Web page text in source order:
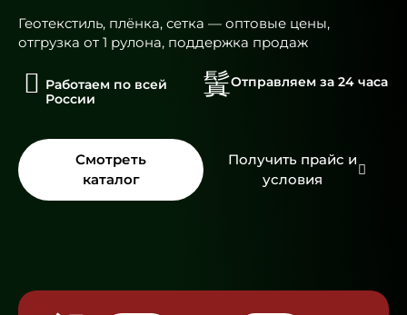
Геотекстиль, плёнка, сетка — оптовые цены,
отгрузка от 1 рулона, поддержка продаж
Работаем по всей
России
Отправляем за 24 часа
Смотреть
каталог
Получить прайс и
условия